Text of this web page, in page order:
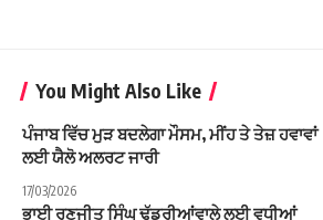
You Might Also Like
ਪੰਜਾਬ ਵਿੱਚ ਮੁੜ ਬਦਲੇਗਾ ਮੌਸਮ, ਮੀਂਹ ਤੇ ਤੇਜ਼ ਹਵਾਵਾਂ
ਲਈ ਯੈਲੋ ਅਲਰਟ ਜਾਰੀ
17/03/2026
ਭਾਈ ਰਣਜੀਤ ਸਿੰਘ ਢੱਡਰੀਆਂਵਾਲੇ ਲਈ ਵਧੀਆਂ